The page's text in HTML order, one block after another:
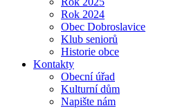
Rok 2024
Obec Dobroslavice
Klub seniorů
Historie obce
Kontakty
Obecní úřad
Kulturní dům
Napište nám